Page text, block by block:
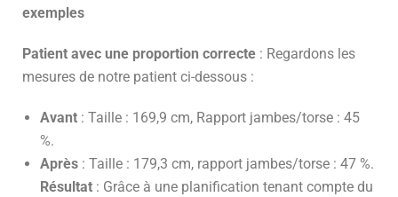
exemples
Patient avec une proportion correcte : Regardons les
mesures de notre patient ci-dessous :
Avant : Taille : 169,9 cm, Rapport jambes/torse : 45
%.
Après : Taille : 179,3 cm, rapport jambes/torse : 47 %.
Résultat : Grâce à une planification tenant compte du